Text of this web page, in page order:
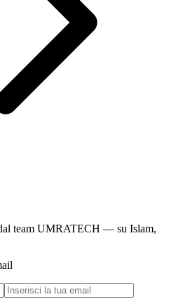
team UMRATECH — su Islam,